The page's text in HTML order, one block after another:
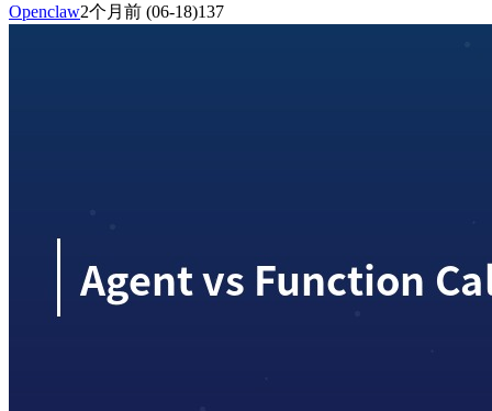
Openclaw2个月前 (06-18)137